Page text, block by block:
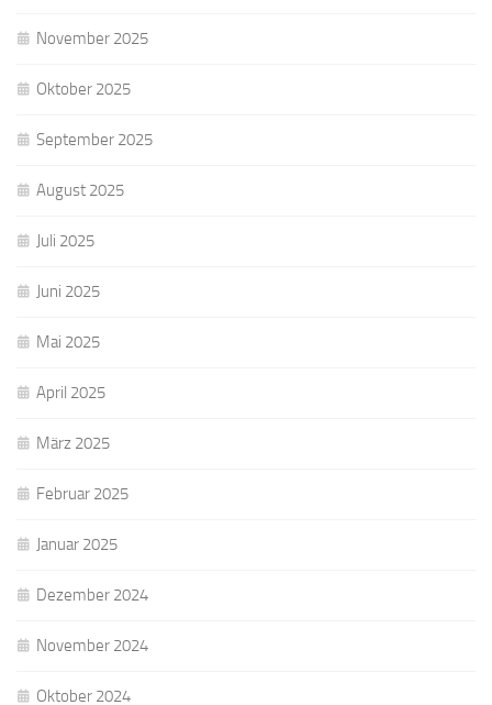
November 2025
Oktober 2025
September 2025
August 2025
Juli 2025
Juni 2025
Mai 2025
April 2025
März 2025
Februar 2025
Januar 2025
Dezember 2024
November 2024
Oktober 2024